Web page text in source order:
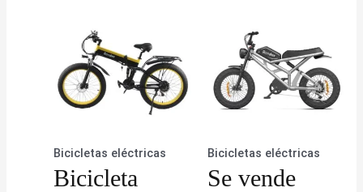
Bicicletas eléctricas
Bicicleta
Bicicletas eléctricas
Se vende